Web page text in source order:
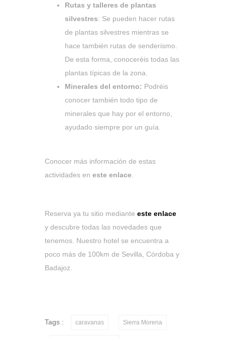
Rutas y talleres de plantas
silvestres: Se pueden hacer rutas
de plantas silvestres mientras se
hace también rutas de senderismo.
De esta forma, conoceréis todas las
plantas típicas de la zona.
Minerales del entorno: Podréis
conocer también todo tipo de
minerales que hay por el entorno,
ayudado siempre por un guía.
Conocer más información de estas
actividades en este enlace
Reserva ya tu sitio mediante este enlace
y descubre todas las novedades que
tenemos. Nuestro hotel se encuentra a
poco más de 100km de Sevilla, Córdoba y
Badajoz.
Tags : caravanas Sierra Morena